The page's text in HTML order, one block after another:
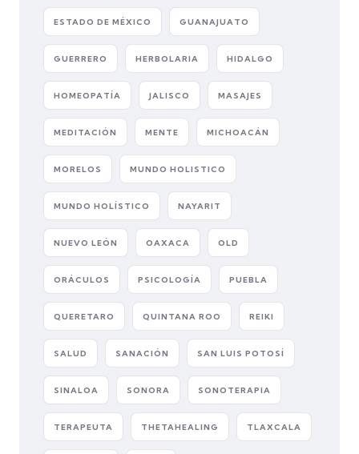
ESTADO DE MÉXICO GUANAJUATO
GUERRERO HERBOLARIA HIDALGO
HOMEOPATÍA JALISCO MASAJES
MEDITACIÓN MENTE MICHOACÁN
MORELOS MUNDO HOLISTICO
MUNDO HOLÍSTICO NAYARIT
NUEVO LEÓN OAXACA OLD
ORÁCULOS PSICOLOGÍA PUEBLA
QUERETARO QUINTANA ROO REIKI
SALUD SANACIÓN SAN LUIS POTOSÍ
SINALOA SONORA SONOTERAPIA
TERAPEUTA THETAHEALING TLAXCALA